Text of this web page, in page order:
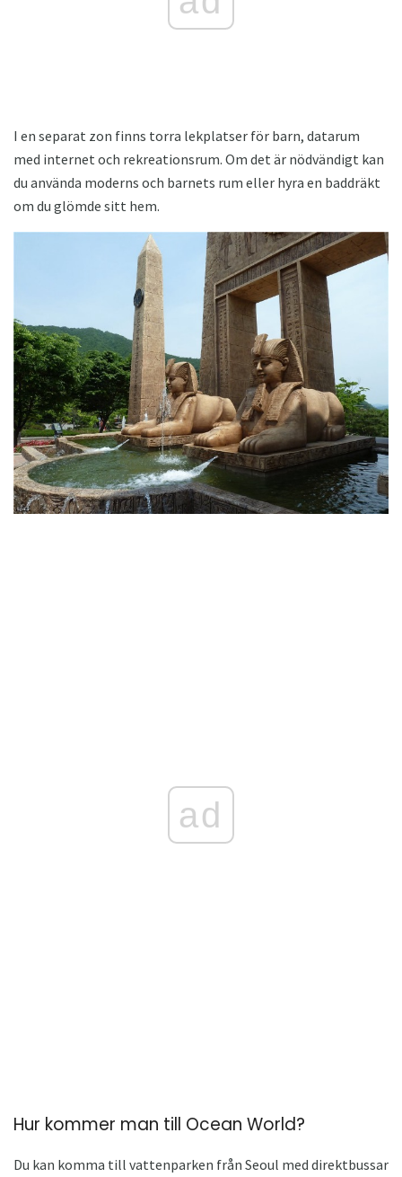
I en separat zon finns torra lekplatser för barn, datarum
med internet och rekreationsrum. Om det är nödvändigt kan
du använda moderns och barnets rum eller hyra en baddräkt
om du glömde sitt hem.
ad
Hur kommer man till Ocean World?
Du kan komma till vattenparken från Seoul med direktbussar